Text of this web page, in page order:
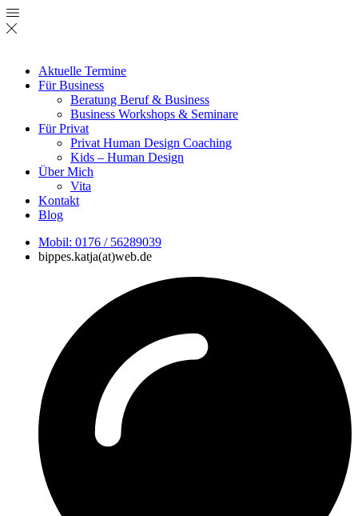
Aktuelle Termine
Für Business
Beratung Beruf & Business
Business Workshops & Seminare
Für Privat
Privat Human Design Coaching
Kids – Human Design
Über Mich
Vita
Kontakt
Blog
Mobil: 0176 / 56289039
bippes.katja(at)web.de